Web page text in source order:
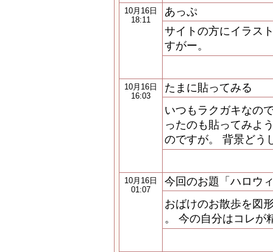
10月16日
18:11
あっぷ
サイトの方にイラス
すがー。
10月16日
16:03
たまに貼ってみる
いつもラクガキなの
ったのも貼ってみよ
のですが。 背景どう
10月16日
01:07
今回のお題「ハロウ
おばけのお散歩を図
。 今の自分はコレが